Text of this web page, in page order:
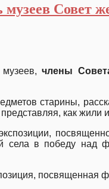
Совет
музеев,члены
старины,
как
села в победу
посвященная